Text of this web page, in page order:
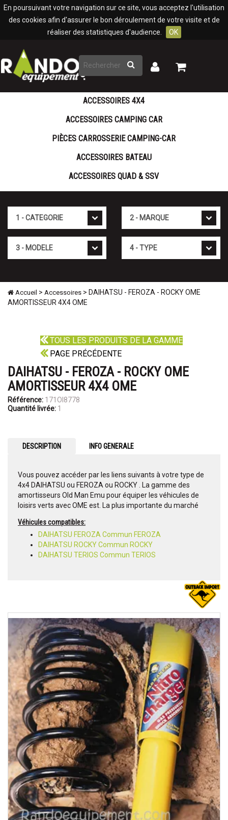
En poursuivant votre navigation sur ce site, vous acceptez l'utilisation
des cookies afin d'assurer le bon déroulement de votre visite et de
réaliser des statistiques d'audience.
OK
Rechercher
Mon
Mon
ACCESSOIRES 4X4
ACCESSOIRES CAMPING CAR
PIÈCES CARROSSERIE CAMPING-CAR
ACCESSOIRES BATEAU
ACCESSOIRES QUAD & SSV
Accueil > Accessoires > DAIHATSU - FEROZA - ROCKY OME
AMORTISSEUR 4X4 OME
TOUS LES PRODUITS DE LA GAMME
PAGE PRÉCÉDENTE
DAIHATSU - FEROZA - ROCKY OME
AMORTISSEUR 4X4 OME
Référence: 171OI8778
Quantité livrée: 1
DESCRIPTION INFO GENERALE
Vous pouvez accéder par les liens suivants à votre type de
4x4 DAIHATSU ou FEROZA ou ROCKY . La gamme des
amortisseurs Old Man Emu pour équiper les véhicules de
loisirs verts avec OME est. La plus importante du marché
Véhicules compatibles:
DAIHATSU FEROZA Commun FEROZA
DAIHATSU ROCKY Commun ROCKY
DAIHATSU TERIOS Commun TERIOS
Panneau de gestion des cookies